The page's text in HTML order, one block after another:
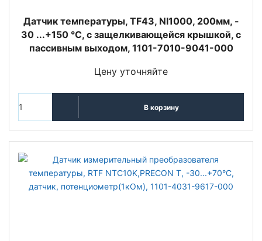
Датчик температуры, TF43, NI1000, 200мм, -
30 ...+150 °C, с защелкивающейся крышкой, с
пассивным выходом, 1101-7010-9041-000
Цену уточняйте
В корзину